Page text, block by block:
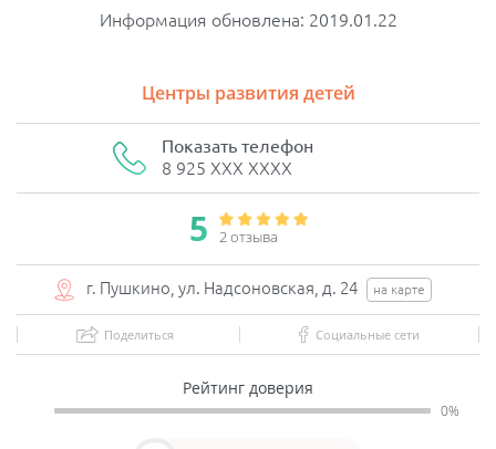
Информация обновлена: 2019.01.22
Центры развития детей
Показать телефон
8 925 XXX XXXX
5 2 отзывa
г. Пушкино, ул. Надсоновская, д. 24 на карте
Поделиться Социальные сети
Рейтинг доверия
0%